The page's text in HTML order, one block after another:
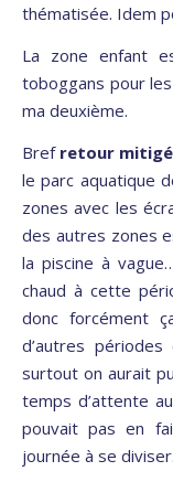
thématisée. Idem
La zone enfant
toboggans pour
ma deuxième.
Bref retour mitigé
le parc aquatique
zones avec les
des autres zones
la piscine à
chaud à cette
donc forcément
d’autres
surtout on aurait
temps d’attente
pouvait pas en
journée à se diviser.